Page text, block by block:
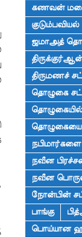
கணவன்
குடும்பவியல்
ஜமாஅத்
திருமணச்
தொழுகை
தொழுகையை
நபிமார்களை
நவீன
நவீன
நோன்பின்
பாங்கு
பொய்யான